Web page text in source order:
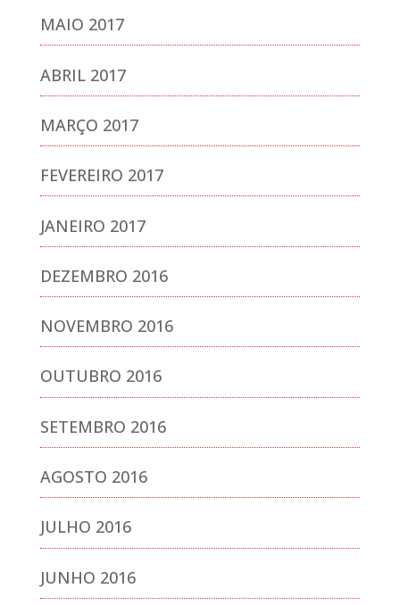
MAIO 2017
ABRIL 2017
MARÇO 2017
FEVEREIRO 2017
JANEIRO 2017
DEZEMBRO 2016
NOVEMBRO 2016
OUTUBRO 2016
SETEMBRO 2016
AGOSTO 2016
JULHO 2016
JUNHO 2016